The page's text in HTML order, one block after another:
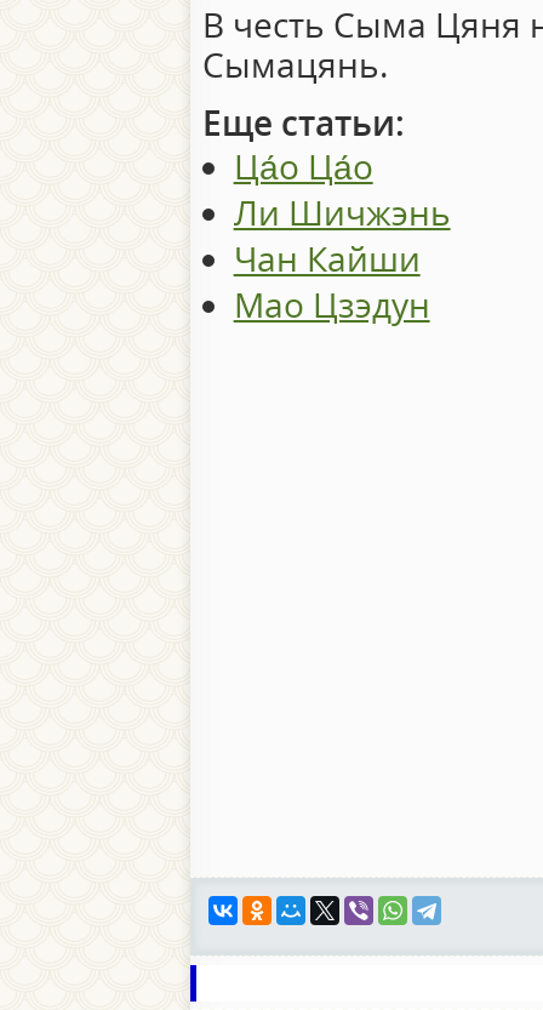
В честь Сыма Цяня
Сымацянь.
Еще статьи:
Ца́о Ца́о
Ли Шичжэнь
Чан Кайши
Мао Цзэдун